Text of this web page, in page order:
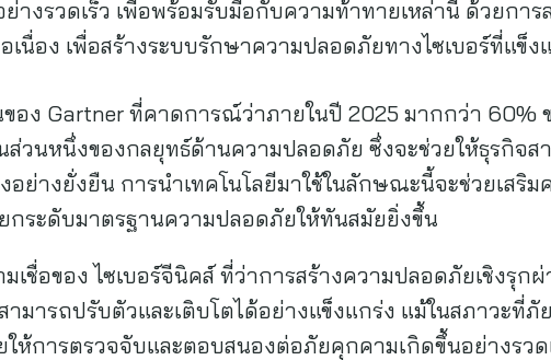
างรวดเร็ว เพื่อพร้อมรับมือกับความท้าทายเหล่านี้ ด้วยกา
เนื่อง เพื่อสร้างระบบรักษาความปลอดภัยทางไซเบอร์ที่แข็ง
อง Gartner ที่คาดการณ์ว่าภายในปี 2025 มากกว่า 60%
นส่วนหนึ่งของกลยุทธ์ด้านความปลอดภัย ซึ่งจะช่วยให้ธุรกิจ
อย่างยั่งยืน การนำเทคโนโลยีมาใช้ในลักษณะนี้จะช่วยเสริ
กระดับมาตรฐานความปลอดภัยให้ทันสมัยยิ่งขึ้น
ชื่อของ ไซเบอร์จีนิคส์ ที่ว่าการสร้างความปลอดภัยเชิงรุกผ่
ามารถปรับตัวและเติบโตได้อย่างแข็งแกร่ง แม้ในสภาวะ
ให้การตรวจจับและตอบสนองต่อภัยคุกคามเกิดขึ้นอย่างรว